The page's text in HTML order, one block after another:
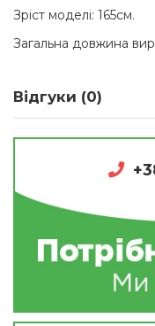
Зріст моделі: 165см.
Загальна довжина
Відгуки (0)